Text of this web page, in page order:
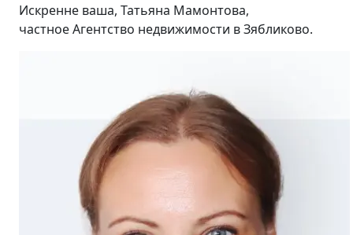
Искренне ваша, Татьяна Мамонтова,
частное Агентство недвижимости в Зябликово.